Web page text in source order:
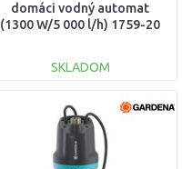
domáci vodný automat
(1300 W/5 000 l/h) 1759-20
SKLADOM
DO KOŠÍKA
Porovnať